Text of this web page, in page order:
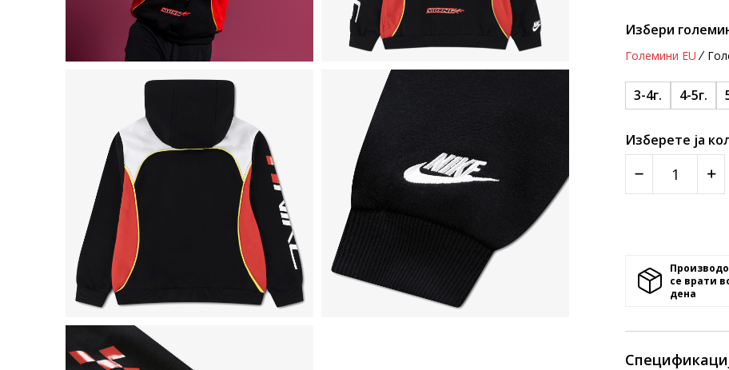
Избери
Големини EU
3-4г. 4-5г.
Изберете ја
се врати
денa